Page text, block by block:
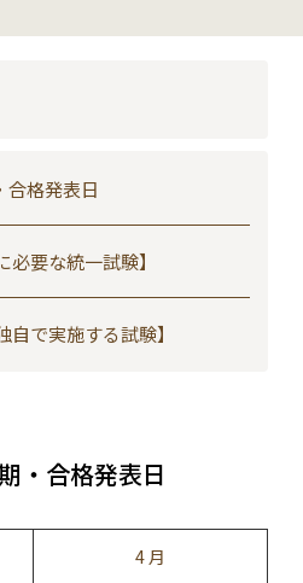
合格発表日
要な統一試験】
で実施する試験】
・合格発表日
4 月